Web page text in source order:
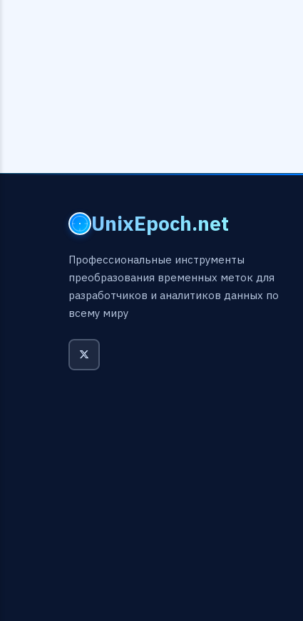
UnixEpoch.net
Профессиональные инструменты
преобразования временных меток для
разработчиков и аналитиков данных по
всему миру